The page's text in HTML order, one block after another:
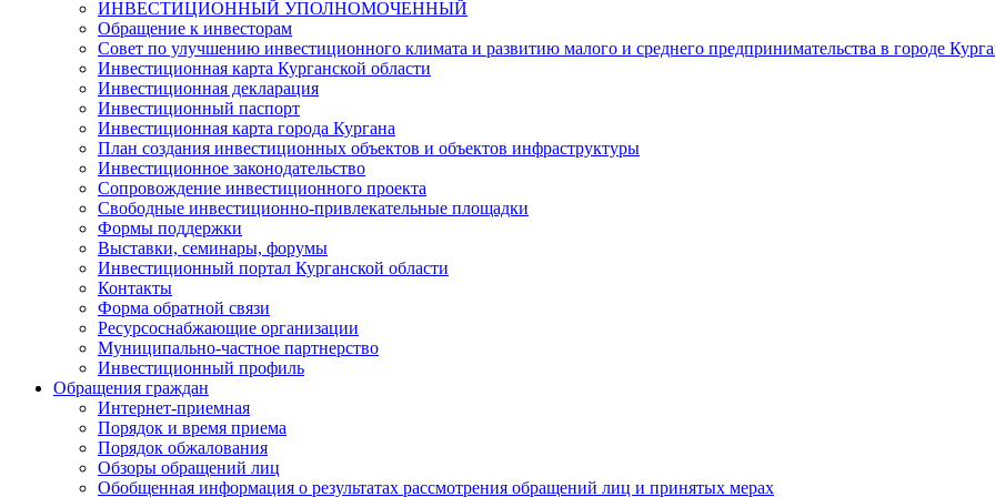
ИНВЕСТИЦИОННЫЙ УПОЛНОМОЧЕННЫЙ
Обращение к инвесторам
Совет по улучшению инвестиционного климата и развитию малого и среднего предпринимательства в городе
Инвестиционная карта Курганской области
Инвестиционная декларация
Инвестиционный паспорт
Инвестиционная карта города Кургана
План создания инвестиционных объектов и объектов инфраструктуры
Инвестиционное законодательство
Сопровождение инвестиционного проекта
Свободные инвестиционно-привлекательные площадки
Формы поддержки
Выставки, семинары, форумы
Инвестиционный портал Курганской области
Контакты
Форма обратной связи
Ресурсоснабжающие организации
Муниципально-частное партнерство
Инвестиционный профиль
Обращения граждан
Интернет-приемная
Порядок и время приема
Порядок обжалования
Обзоры обращений лиц
Обобщенная информация о результатах рассмотрения обращений лиц и принятых мерах